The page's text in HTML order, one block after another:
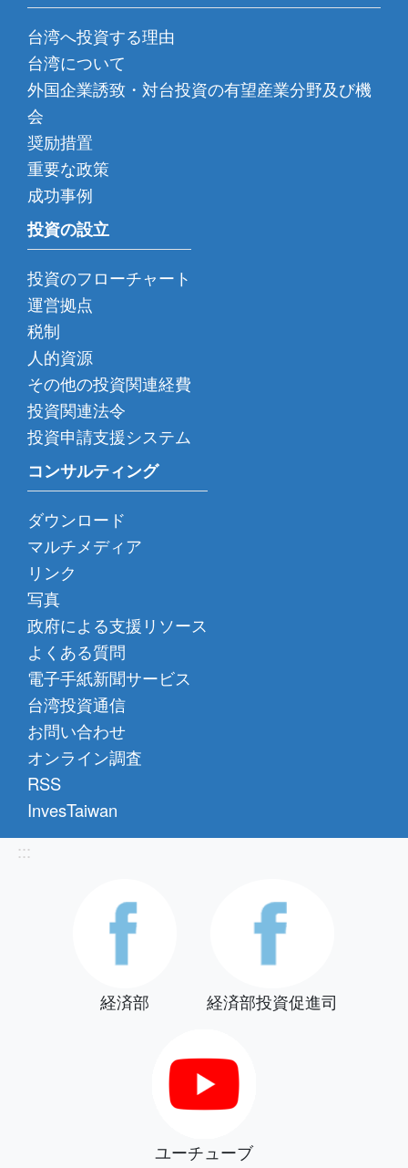
台湾へ投資する理由
台湾について
外国企業誘致・対台投資の有望産業分野及び機
会
奨励措置
重要な政策
成功事例
投資の設立
投資のフローチャート
運営拠点
税制
人的資源
その他の投資関連経費
投資関連法令
投資申請支援システム
コンサルティング
ダウンロード
マルチメディア
リンク
写真
政府による支援リソース
よくある質問
電子手紙新聞サービス
台湾投資通信
お問い合わせ
オンライン調査
RSS
InvesTaiwan
:::
経済部 経済部投資促進司
ユーチューブ